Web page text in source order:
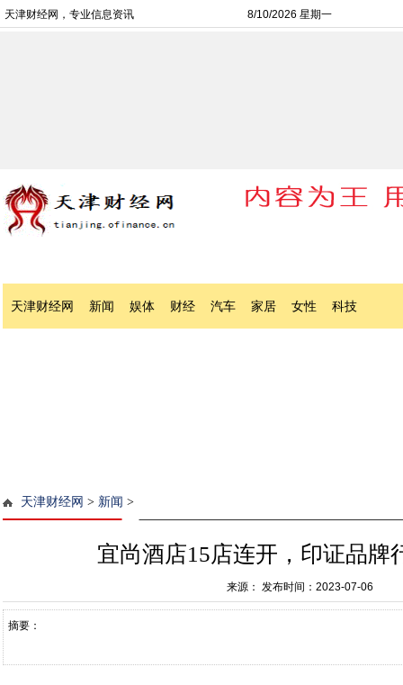
天津财经网，专业信息资讯 8/10/2026 星期一
天津财经网 新闻 娱体 财经 汽车 家居 女性 科技
天津财经网 > 新闻 >
宜尚酒店15店连开，印证品牌
来源： 发布时间：2023-07-06
摘要：